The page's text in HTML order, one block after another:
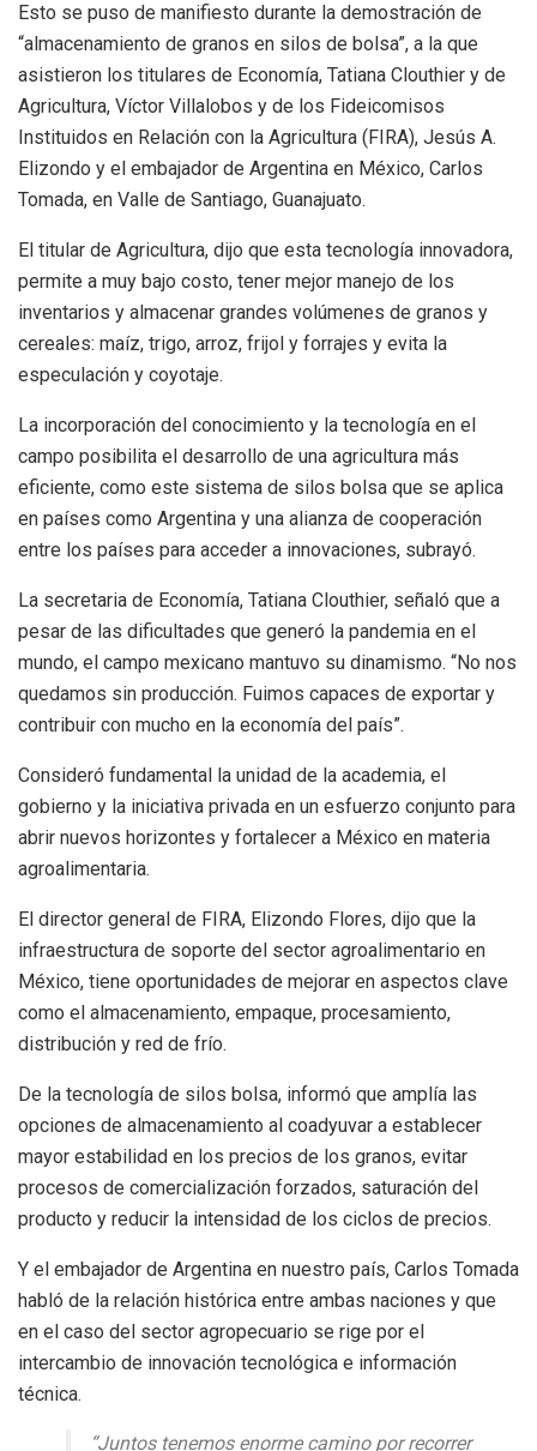
Esto se puso de manifiesto durante la demostración de
“almacenamiento de granos en silos de bolsa”, a la que
asistieron los titulares de Economía, Tatiana Clouthier y de
Agricultura, Víctor Villalobos y de los Fideicomisos
Instituidos en Relación con la Agricultura (FIRA), Jesús A.
Elizondo y el embajador de Argentina en México, Carlos
Tomada, en Valle de Santiago, Guanajuato.
El titular de Agricultura, dijo que esta tecnología innovadora,
permite a muy bajo costo, tener mejor manejo de los
inventarios y almacenar grandes volúmenes de granos y
cereales: maíz, trigo, arroz, frijol y forrajes y evita la
especulación y coyotaje.
La incorporación del conocimiento y la tecnología en el
campo posibilita el desarrollo de una agricultura más
eficiente, como este sistema de silos bolsa que se aplica
en países como Argentina y una alianza de cooperación
entre los países para acceder a innovaciones, subrayó.
La secretaria de Economía, Tatiana Clouthier, señaló que a
pesar de las dificultades que generó la pandemia en el
mundo, el campo mexicano mantuvo su dinamismo. “No nos
quedamos sin producción. Fuimos capaces de exportar y
contribuir con mucho en la economía del país”.
Consideró fundamental la unidad de la academia, el
gobierno y la iniciativa privada en un esfuerzo conjunto para
abrir nuevos horizontes y fortalecer a México en materia
agroalimentaria.
El director general de FIRA, Elizondo Flores, dijo que la
infraestructura de soporte del sector agroalimentario en
México, tiene oportunidades de mejorar en aspectos clave
como el almacenamiento, empaque, procesamiento,
distribución y red de frío.
De la tecnología de silos bolsa, informó que amplía las
opciones de almacenamiento al coadyuvar a establecer
mayor estabilidad en los precios de los granos, evitar
procesos de comercialización forzados, saturación del
producto y reducir la intensidad de los ciclos de precios.
Y el embajador de Argentina en nuestro país, Carlos Tomada
habló de la relación histórica entre ambas naciones y que
en el caso del sector agropecuario se rige por el
intercambio de innovación tecnológica e información
técnica.
“Juntos tenemos enorme camino por recorrer